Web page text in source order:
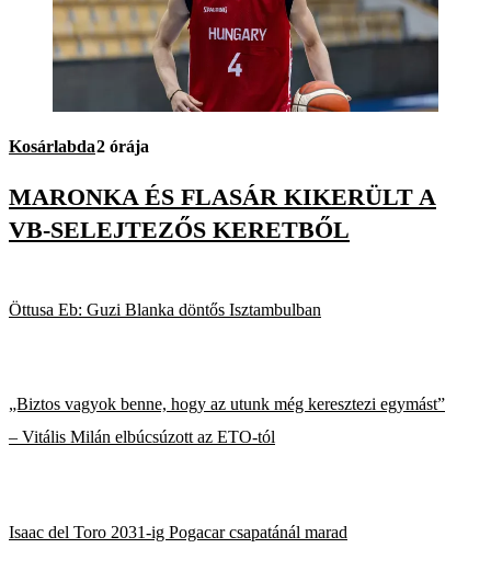
Kosárlabda2 órája
MARONKA ÉS FLASÁR KIKERÜLT A
VB-SELEJTEZŐS KERETBŐL
Öttusa Eb: Guzi Blanka döntős Isztambulban
„Biztos vagyok benne, hogy az utunk még keresztezi egymást”
– Vitális Milán elbúcsúzott az ETO-tól
Isaac del Toro 2031-ig Pogacar csapatánál marad